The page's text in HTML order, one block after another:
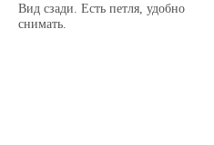
Вид сзади. Есть петля, удобно
снимать.